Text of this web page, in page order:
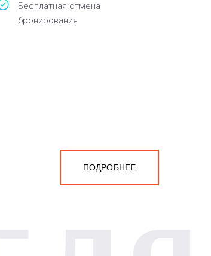
Бесплатная отмена
бронирования
ПОДРОБНЕЕ